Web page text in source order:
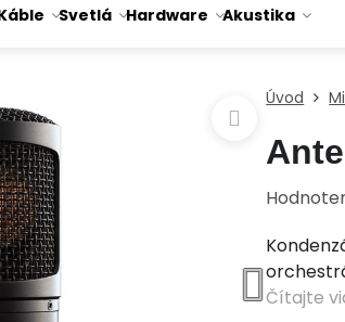
Svetlá Hardware Akustika
Úvod
Čítajte